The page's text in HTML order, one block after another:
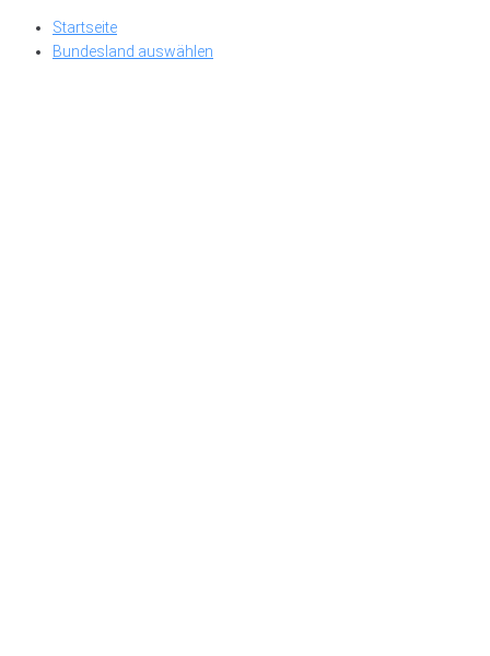
Skip
Startseite
Bundesland auswählen